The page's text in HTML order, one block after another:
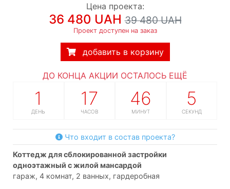
Цена проекта:
36 480 UAH39 480 UAH
Проект доступен на заказ
добавить в корзину
ДО КОНЦА АКЦИИ ОСТАЛОСЬ ЕЩЁ
1
ДЕНЬ
17
ЧАСОВ
46
МИНУТ
4
СЕКУНДЫ
Что входит в состав проекта?
коттедж для сблокированной застройки
одноэтажный с жилой мансардой
гараж, 4 комнат, 2 ванных, гардеробная